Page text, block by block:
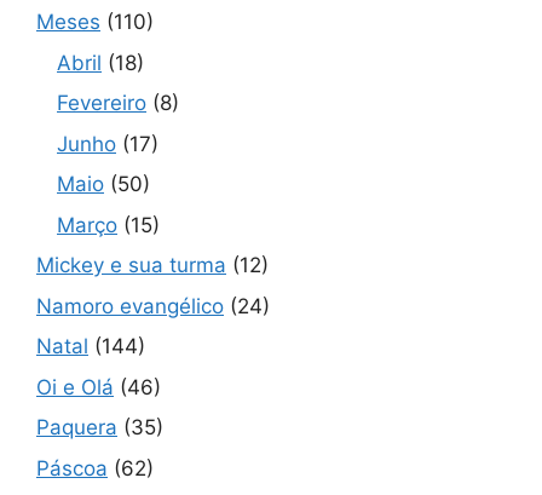
Meses (110)
Abril (18)
Fevereiro (8)
Junho (17)
Maio (50)
Março (15)
Mickey e sua turma (12)
Namoro evangélico (24)
Natal (144)
Oi e Olá (46)
Paquera (35)
Páscoa (62)